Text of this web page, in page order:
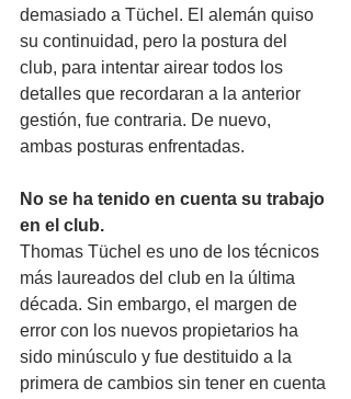
demasiado a Tüchel. El alemán quiso
su continuidad, pero la postura del
club, para intentar airear todos los
detalles que recordaran a la anterior
gestión, fue contraria. De nuevo,
ambas posturas enfrentadas.
No se ha tenido en cuenta su trabajo
en el club.
Thomas Tüchel es uno de los técnicos
más laureados del club en la última
década. Sin embargo, el margen de
error con los nuevos propietarios ha
sido minúsculo y fue destituido a la
primera de cambios sin tener en cuenta